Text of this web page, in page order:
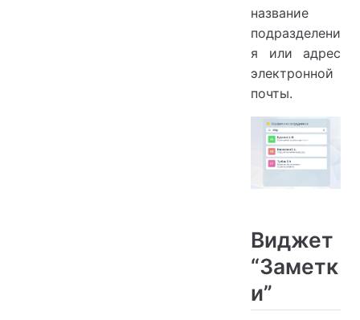
название
подразделени
я или адрес
электронной
почты.
Виджет
“Заметк
и”